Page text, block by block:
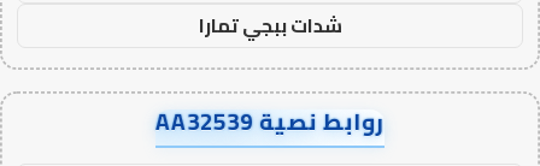
شدات ببجي تمارا
روابط نصية AA32539